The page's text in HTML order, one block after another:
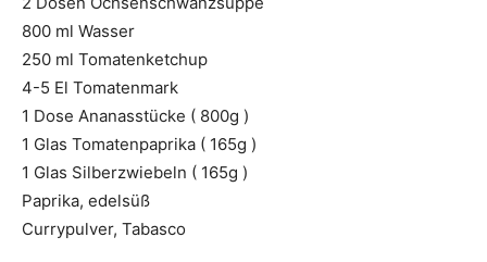
800 ml Wasser
250 ml Tomatenketchup
4-5 El Tomatenmark
1 Dose Ananasstücke ( 800g )
1 Glas Tomatenpaprika ( 165g )
1 Glas Silberzwiebeln ( 165g )
Paprika, edelsüß
Currypulver, Tabasco